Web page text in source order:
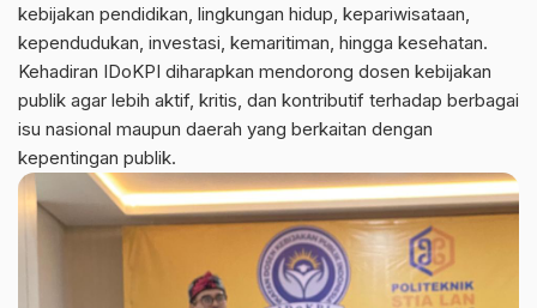
kebijakan pendidikan, lingkungan hidup, kepariwisataan,
kependudukan, investasi, kemaritiman, hingga kesehatan.
Kehadiran IDoKPI diharapkan mendorong dosen kebijakan
publik agar lebih aktif, kritis, dan kontributif terhadap berbagai
isu nasional maupun daerah yang berkaitan dengan
kepentingan publik.